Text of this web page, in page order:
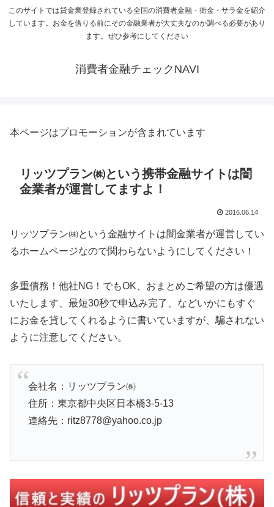
このサイトでは貸金業登録されている全国の消費者金融・街金・サラ金を紹介
しています。お金を借りる前にその金融業者が大丈夫なのか調べる必要があり
ます。ぜひ参考にしてください
消費者金融チェックNAVI
本ページはプロモーションが含まれています
リッツプラン㈱という携帯金融サイトは闇
金業者が運営してますよ！
2016.06.14
リッツプラン㈱という金融サイトは闇金業者が運営してい
るホームページなので関わらないようにしてください！
多重債務！他社NG！でもOK、おまとめご希望の方は優遇
いたします、最短30秒で申込み完了、などいかにもすぐ
にお金を貸してくれるように書いていますが、騙されない
ように注意してください。
会社名：リッツプラン㈱
住所：東京都中央区日本橋3-5-13
連絡先：ritz8778@yahoo.co.jp